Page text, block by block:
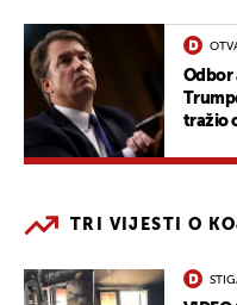
Odbor
tražio
TRI VIJESTI O